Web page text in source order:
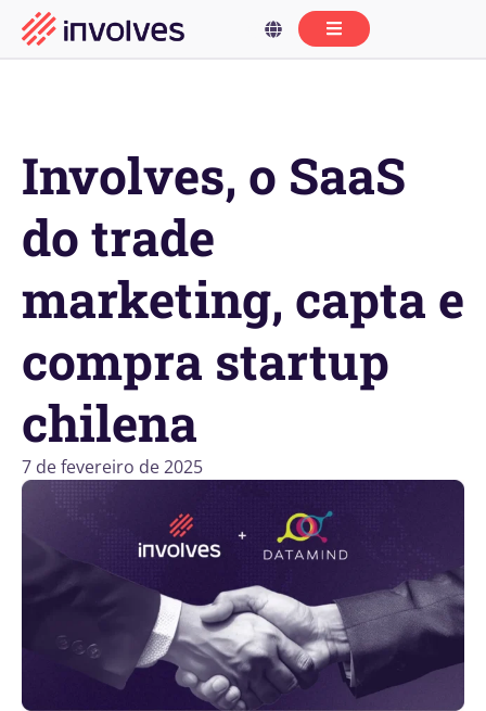
Involves, o SaaS
do trade
marketing, capta e
compra startup
chilena
7 de fevereiro de 2025